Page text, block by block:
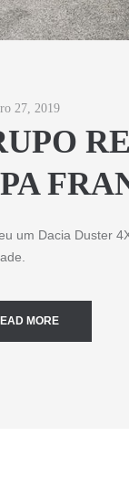
27, 2019
um Dacia Duster
MORE